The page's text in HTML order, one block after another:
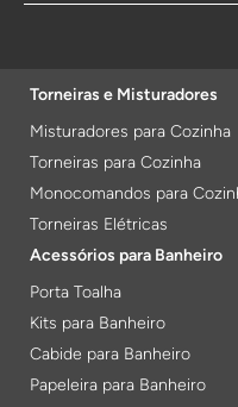
Torneiras e Misturadores
Misturadores para Cozinha
Torneiras para Cozinha
Monocomandos para
Torneiras Elétricas
Acessórios para Banheiro
Porta Toalha
Kits para Banheiro
Cabide para Banheiro
Papeleira para Banheiro